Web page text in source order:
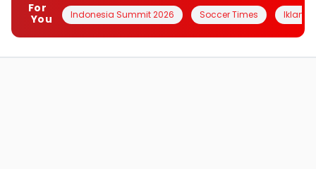
For
You
Indonesia Summit 2026 Soccer Times Iklanin